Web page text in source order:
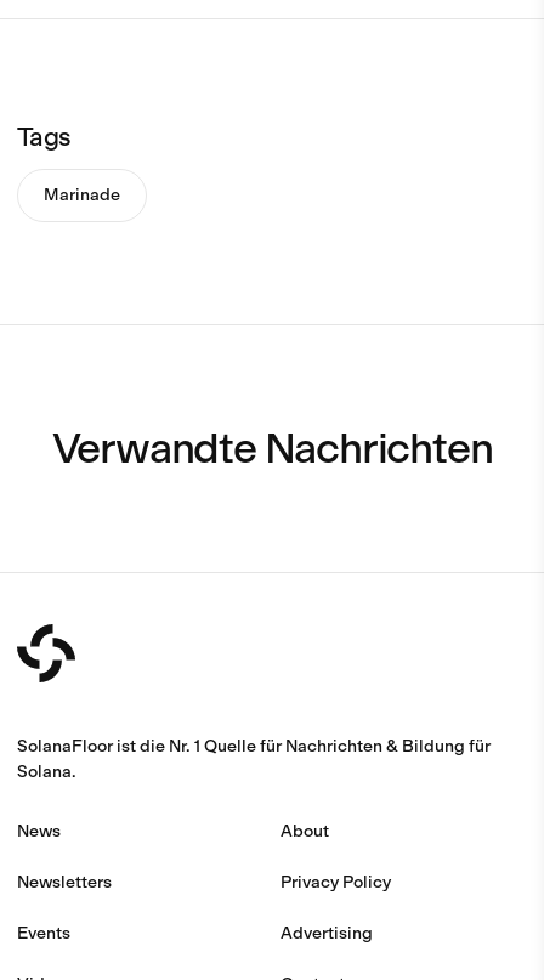
Tags
Marinade
Verwandte Nachrichten
SolanaFloor ist die Nr. 1 Quelle für Nachrichten & Bildung für
Solana.
News
Newsletters
Events
About
Privacy Policy
Advertising